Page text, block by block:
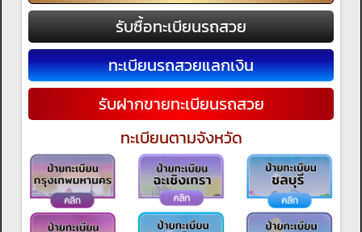
รับซื้อทะเบียนรถสวย
ทะเบียนรถสวยแลกเงิน
รับฝากขายทะเบียนรถสวย
ทะเบียนตามจังหวัด